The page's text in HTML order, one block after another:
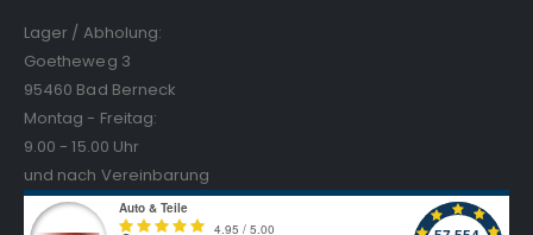
Lager / Abholung:
Goetheweg 3
95460 Bad Berneck
Montag - Freitag:
9.00 - 15.00 Uhr
und nach Vereinbarung